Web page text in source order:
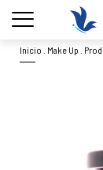
Envío gratisa
menu
Inicio Make Up